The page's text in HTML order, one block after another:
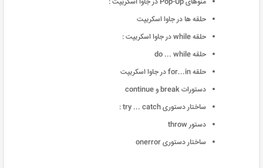
حلقه ها در جاوا اسکريپت
حلقه while در جاوا اسکريپت :
حلقه do ... while
حلقه for...in در جاوا اسکريپت
دستورات break و continue
ساختار دستوری try ... catch :
دستور throw
ساختار دستوری onerror